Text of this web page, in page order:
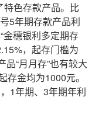
色存款产品。比
5年期存款产品利
金穗银利多定期存
，起存门槛为
“月月存”也有较大
金均为1000元。
1年期、3年期年利